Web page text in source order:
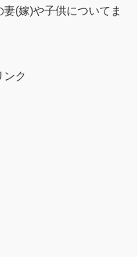
(嫁)や子供についてま
ンク